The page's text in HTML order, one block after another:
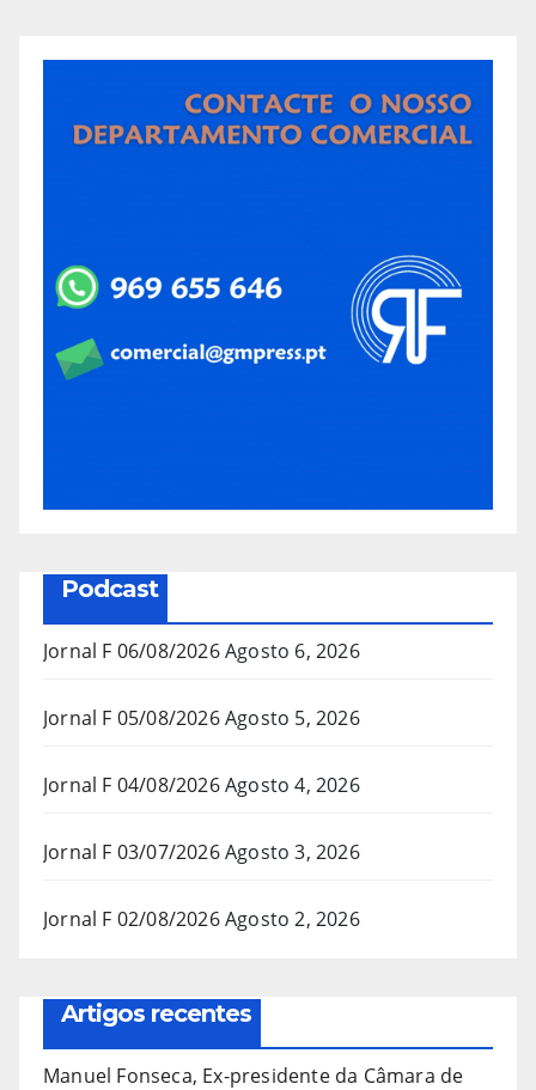
Podcast
Jornal F 06/08/2026Agosto 6, 2026
Jornal F 05/08/2026Agosto 5, 2026
Jornal F 04/08/2026Agosto 4, 2026
Jornal F 03/07/2026Agosto 3, 2026
Jornal F 02/08/2026Agosto 2, 2026
Artigos recentes
Manuel Fonseca, Ex-presidente da Câmara de